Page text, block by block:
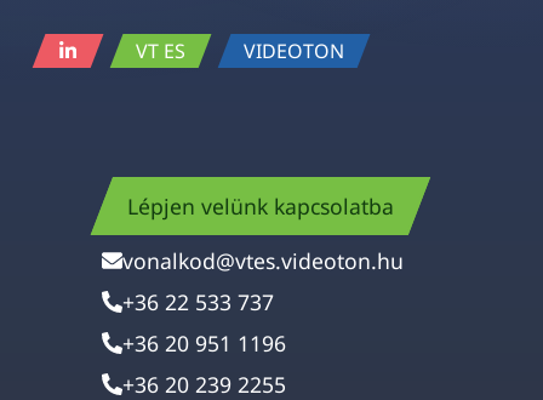
VT ES VIDEOTON
Lépjen velünk kapcsolatba
vonalkod@vtes.videoton.hu
+36 22 533 737
+36 20 951 1196
+36 20 239 2255